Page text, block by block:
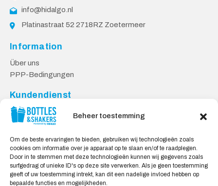
Beheer toestemming
Om de beste ervaringen te bieden, gebruiken wij technologieën zoals
cookies om informatie over je apparaat op te slaan en/of te raadplegen.
Door in te stemmen met deze technologieën kunnen wij gegevens zoals
surfgedrag of unieke ID's op deze site verwerken. Als je geen toestemming
geeft of uw toestemming intrekt, kan dit een nadelige invloed hebben op
bepaalde functies en mogelijkheden.
info@hidalgo.nl
Platinastraat 52 2718RZ Zoetermeer
Information
Über uns
PPP-Bedingungen
Kundendienst
Kontakt
Lieferung & Rücksendungen
Sicheres Einkaufen
Mein Konto